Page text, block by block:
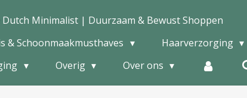
Minimalist | Duurzaam & Bewust Shoppen
& Schoonmaakmusthaves
Haarverzorging
Overig Over ons